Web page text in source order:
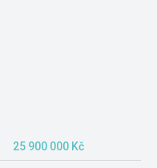
25 900 000 Kč